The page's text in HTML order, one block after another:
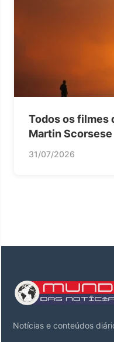
Todos os filmes
Martin Scorsese
31/07/2026
Notícias e conteúdos